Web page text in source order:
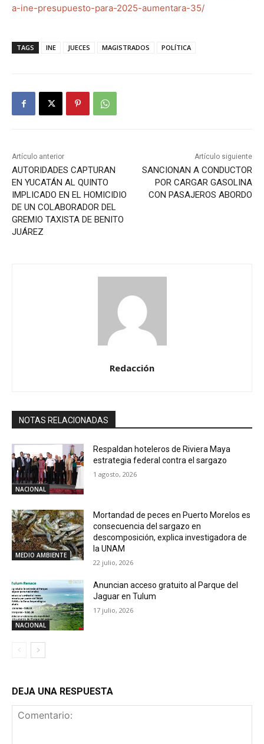
a-ine-presupuesto-para-2025-aumentara-35/
TAGS INE JUECES MAGISTRADOS POLÍTICA
Artículo anterior
AUTORIDADES CAPTURAN
EN YUCATÁN AL QUINTO
IMPLICADO EN EL HOMICIDIO
DE UN COLABORADOR DEL
GREMIO TAXISTA DE BENITO
JUÁREZ
Artículo siguiente
SANCIONAN A CONDUCTOR
POR CARGAR GASOLINA
CON PASAJEROS ABORDO
Redacción
NOTAS RELACIONADAS
NACIONAL
Respaldan hoteleros de Riviera Maya
estrategia federal contra el sargazo
1 agosto, 2026
MEDIO AMBIENTE
Mortandad de peces en Puerto Morelos es
consecuencia del sargazo en
descomposición, explica investigadora de
la UNAM
22 julio, 2026
NACIONAL
Anuncian acceso gratuito al Parque del
Jaguar en Tulum
17 julio, 2026
DEJA UNA RESPUESTA